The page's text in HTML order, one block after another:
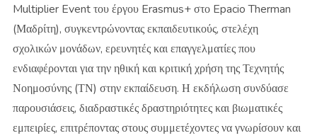
Multiplier Event του έργου Erasmus+ στο Epacio Therman
(Μαδρίτη), συγκεντρώνοντας εκπαιδευτικούς, στελέχη
σχολικών μονάδων, ερευνητές και επαγγελματίες που
ενδιαφέρονται για την ηθική και κριτική χρήση της Τεχνητής
Νοημοσύνης (ΤΝ) στην εκπαίδευση. Η εκδήλωση συνδύασε
παρουσιάσεις, διαδραστικές δραστηριότητες και βιωματικές
εμπειρίες, επιτρέποντας στους συμμετέχοντες να γνωρίσουν και